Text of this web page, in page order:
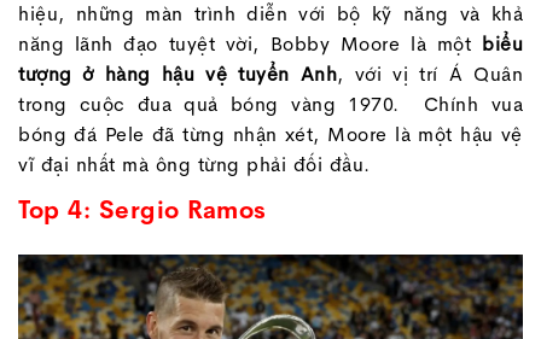
hiệu, những màn trình diễn với bộ kỹ năng và khả
năng lãnh đạo tuyệt vời, Bobby Moore là một biểu
tượng ở hàng hậu vệ tuyển Anh, với vị trí Á Quân
trong cuộc đua quả bóng vàng 1970. Chính vua
bóng đá Pele đã từng nhận xét, Moore là một hậu vệ
vĩ đại nhất mà ông từng phải đối đầu.
Top 4: Sergio Ramos